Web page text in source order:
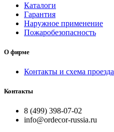
Каталоги
Гарантия
Наружное применение
Пожаробезопасность
О фирме
Контакты и схема проезда
Контакты
8 (499) 398-07-02
info@ordecor-russia.ru